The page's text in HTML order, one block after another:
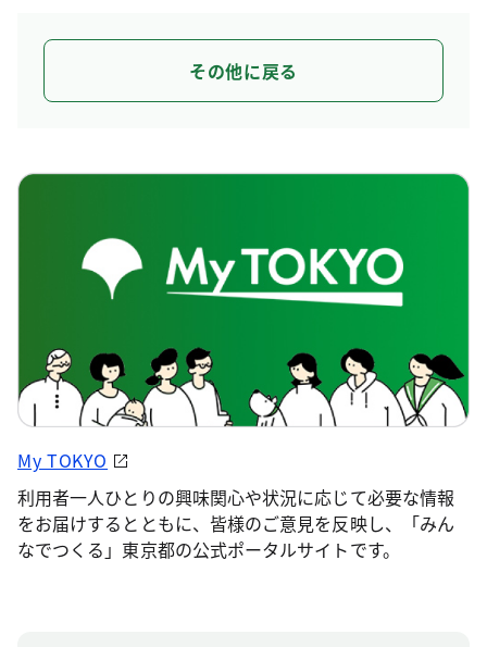
その他に戻る
My TOKYO
利用者一人ひとりの興味関心や状況に応じて必要な情報
をお届けするとともに、皆様のご意見を反映し、「みん
なでつくる」東京都の公式ポータルサイトです。